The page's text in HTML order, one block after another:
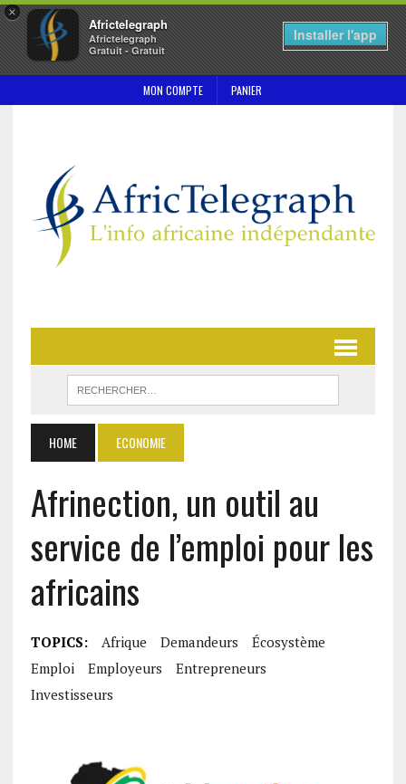
×
Africtelegraph
Africtelegraph
Gratuit - Gratuit
Installer l'app
MON COMPTE PANIER
HOME ECONOMIE
Afrinection, un outil au
service de l’emploi pour les
africains
TOPICS: Afrique Demandeurs
Écosystème
Emploi
Employeurs
Entrepreneurs
Investisseurs